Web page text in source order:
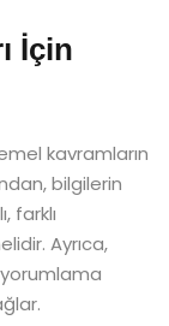
İçin
kavramların
bilgilerin
farklı
Ayrıca,